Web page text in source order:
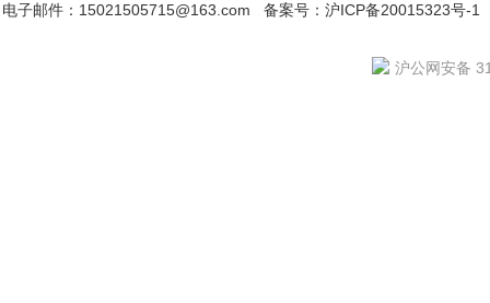
电子邮件：15021505715@163.com 备案号：沪ICP备20015323号-1
沪公网安备